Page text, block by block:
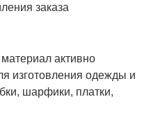
заказа
активно
изготовления одежды и
шарфики, платки,